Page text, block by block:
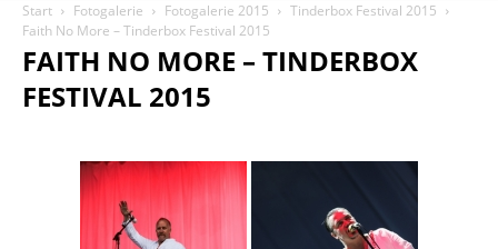
Start Fotogalerie Fotogalerie 2015
Tinderbox Festival 2015
Faith No More – Tinderbox Festival 2015
FAITH NO MORE – TINDERBOX
FESTIVAL 2015